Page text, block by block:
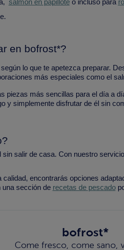
salmón en papilloteo incluso para
en bofrost*?
lo que te apetezca preparar.
más especiales como el
más sencillas para el día a
y simplemente disfrutar de él sin
salir de casa. Con nuestro
encontrarás opciones
una sección de recetas de pescado
bofrost*
Come fresco, come sano,